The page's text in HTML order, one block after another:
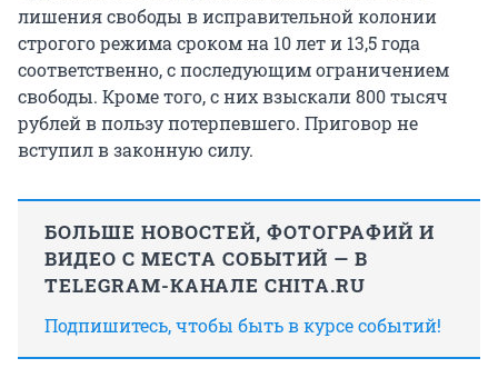
лишения свободы в исправительной колонии
строгого режима сроком на 10 лет и 13,5 года
соответственно, с последующим ограничением
свободы. Кроме того, с них взыскали800 тысяч
рублей в пользу потерпевшего. Приговор не
вступил в законную силу.
БОЛЬШЕ НОВОСТЕЙ, ФОТОГРАФИЙ И
ВИДЕО С МЕСТА СОБЫТИЙ — В
TELEGRAM-КАНАЛЕ CHITA.RU
Подпишитесь, чтобы быть в курсе событий!